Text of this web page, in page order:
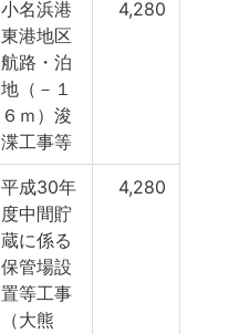
小名浜港
東港地区
航路・泊
地（－１
６ｍ）浚
渫工事等
4,280
平成30年
度中間貯
蔵に係る
保管場設
置等工事
（大熊
4,280